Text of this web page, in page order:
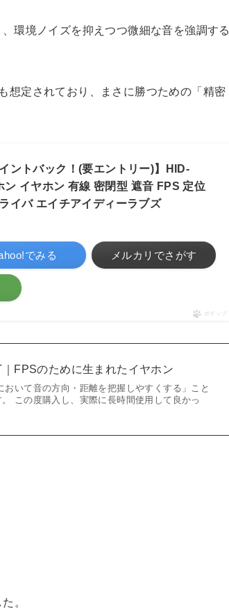
環境ノイズを抑えつつ微細な音を強調する
想定されており、まさに勝つための「精密
ントバック！(要エントリー)】HID-
イヤホン 有線 密閉型 遮音 FPS 定位
イバ エイチアイディーラブズ
でみる メルカリでさがす
ポチップ
FPSのために生まれたイヤホン
いて音の方向・距離を把握しやすくする」こと
この度購入し、実際に長時間使用して良かっ
。